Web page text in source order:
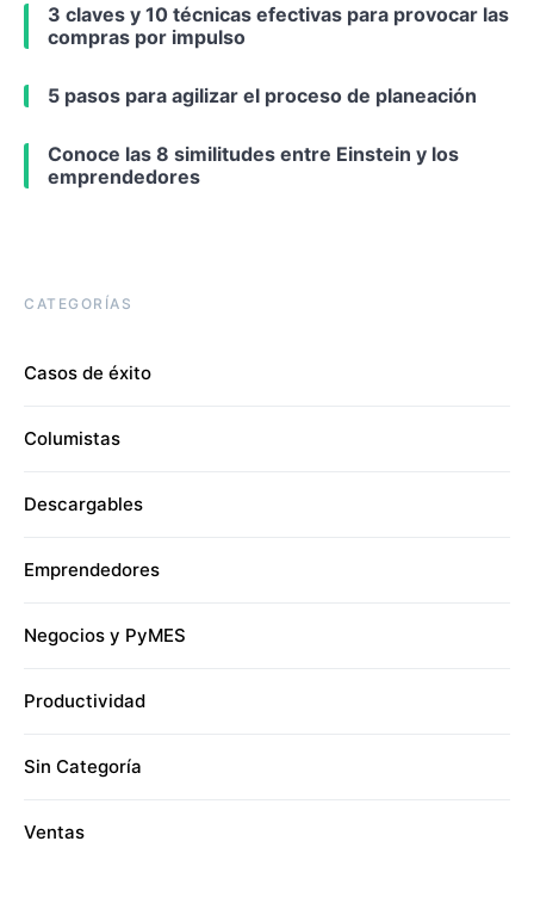
3 claves y 10 técnicas efectivas para provocar las
compras por impulso
5 pasos para agilizar el proceso de planeación
Conoce las 8 similitudes entre Einstein y los
emprendedores
CATEGORÍAS
Casos de éxito
Columistas
Descargables
Emprendedores
Negocios y PyMES
Productividad
Sin Categoría
Ventas